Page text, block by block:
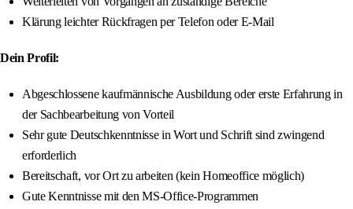
Klärung leichter Rückfragen per Telefon oder E-Mail
Dein Profil:
Abgeschlossene kaufmännische Ausbildung oder erste Erfahrung in
der Sachbearbeitung von Vorteil
Sehr gute Deutschkenntnisse in Wort und Schrift sind zwingend
erforderlich
Bereitschaft, vor Ort zu arbeiten (kein Homeoffice möglich)
Gute Kenntnisse mit den MS-Office-Programmen